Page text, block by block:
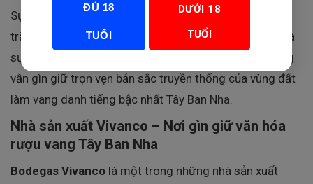
Sự kết hợp độc đáo này tạo nên một phong cách vang
trắng vừa tươi mát, thanh lịch, vừa sở hữu chiều sâu và
sự phức hợp hiếm có, thể hiện tinh thần đổi mới nhưng
vẫn gìn giữ trọn vẹn bản sắc truyền thống của vùng đất
làm vang danh tiếng bậc nhất Tây Ban Nha.
Nhà sản xuất Vivanco – Nơi gìn giữ văn hóa
rượu vang Tây Ban Nha
Bodegas Vivanco là một trong những nhà sản xuất
ĐỦ 18
TUỔI
DƯỚI 18
TUỔI